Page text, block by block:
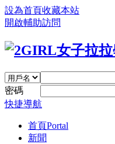
設為首頁收藏本站
開啟輔助訪問
密碼
快捷導航
首頁Portal
新聞